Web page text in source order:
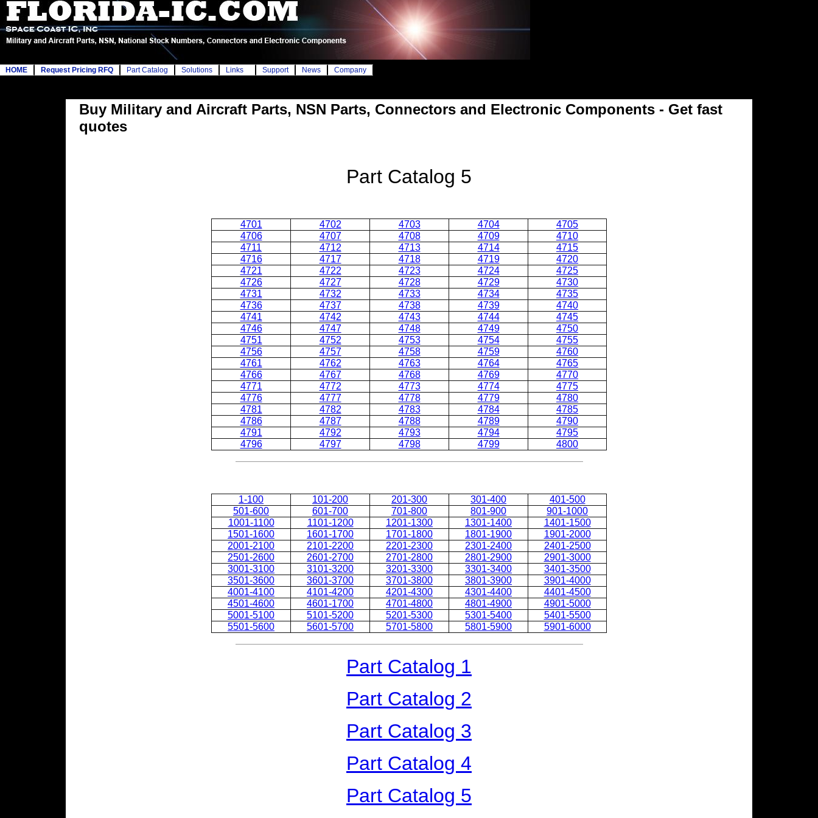
HOME Request Pricing RFQ Part Catalog Solutions Links Support News Company
Buy Military and Aircraft Parts, NSN Parts, Connectors and Electronic Components - Get fast
quotes
Part Catalog 5
4701 4702 4703 4704
4705
4706
4707 4708 4709
4710
4711
4712 4713 4714
4715
4716
4717 4718 4719
4720
4721
4722 4723 4724
4725
4726
4727 4728 4729
4730
4731
4732 4733 4734
4735
4736
4737 4738 4739
4740
4741
4742 4743 4744
4745
4746
4747 4748 4749
4750
4751
4752 4753 4754
4755
4756
4757 4758 4759
4760
4761
4762 4763 4764
4765
4766
4767 4768 4769
4770
4771
4772 4773 4774
4775
4776
4777 4778 4779
4780
4781
4782 4783 4784
4785
4786
4787 4788 4789
4790
4791
4792 4793 4794
4795
4796
4797 4798 4799 4800
1-100 101-200 201-300 301-400
401-500
501-600
601-700 701-800 801-900
901-1000
1001-1100
1101-1200 1201-1300 1301-1400
1401-1500
1501-1600
1601-1700 1701-1800 1801-1900
1901-2000
2001-2100
2101-2200 2201-2300 2301-2400
2401-2500
2501-2600
2601-2700 2701-2800 2801-2900
2901-3000
3001-3100
3101-3200 3201-3300 3301-3400
3401-3500
3501-3600
3601-3700 3701-3800 3801-3900
3901-4000
4001-4100
4101-4200 4201-4300 4301-4400
4401-4500
4501-4600
4601-1700 4701-4800 4801-4900
4901-5000
5001-5100
5101-5200 5201-5300 5301-5400
5401-5500
5501-5600
5601-5700 5701-5800 5801-5900 5901-6000
Part Catalog 1
Part Catalog 2
Part Catalog 3
Part Catalog 4
Part Catalog 5